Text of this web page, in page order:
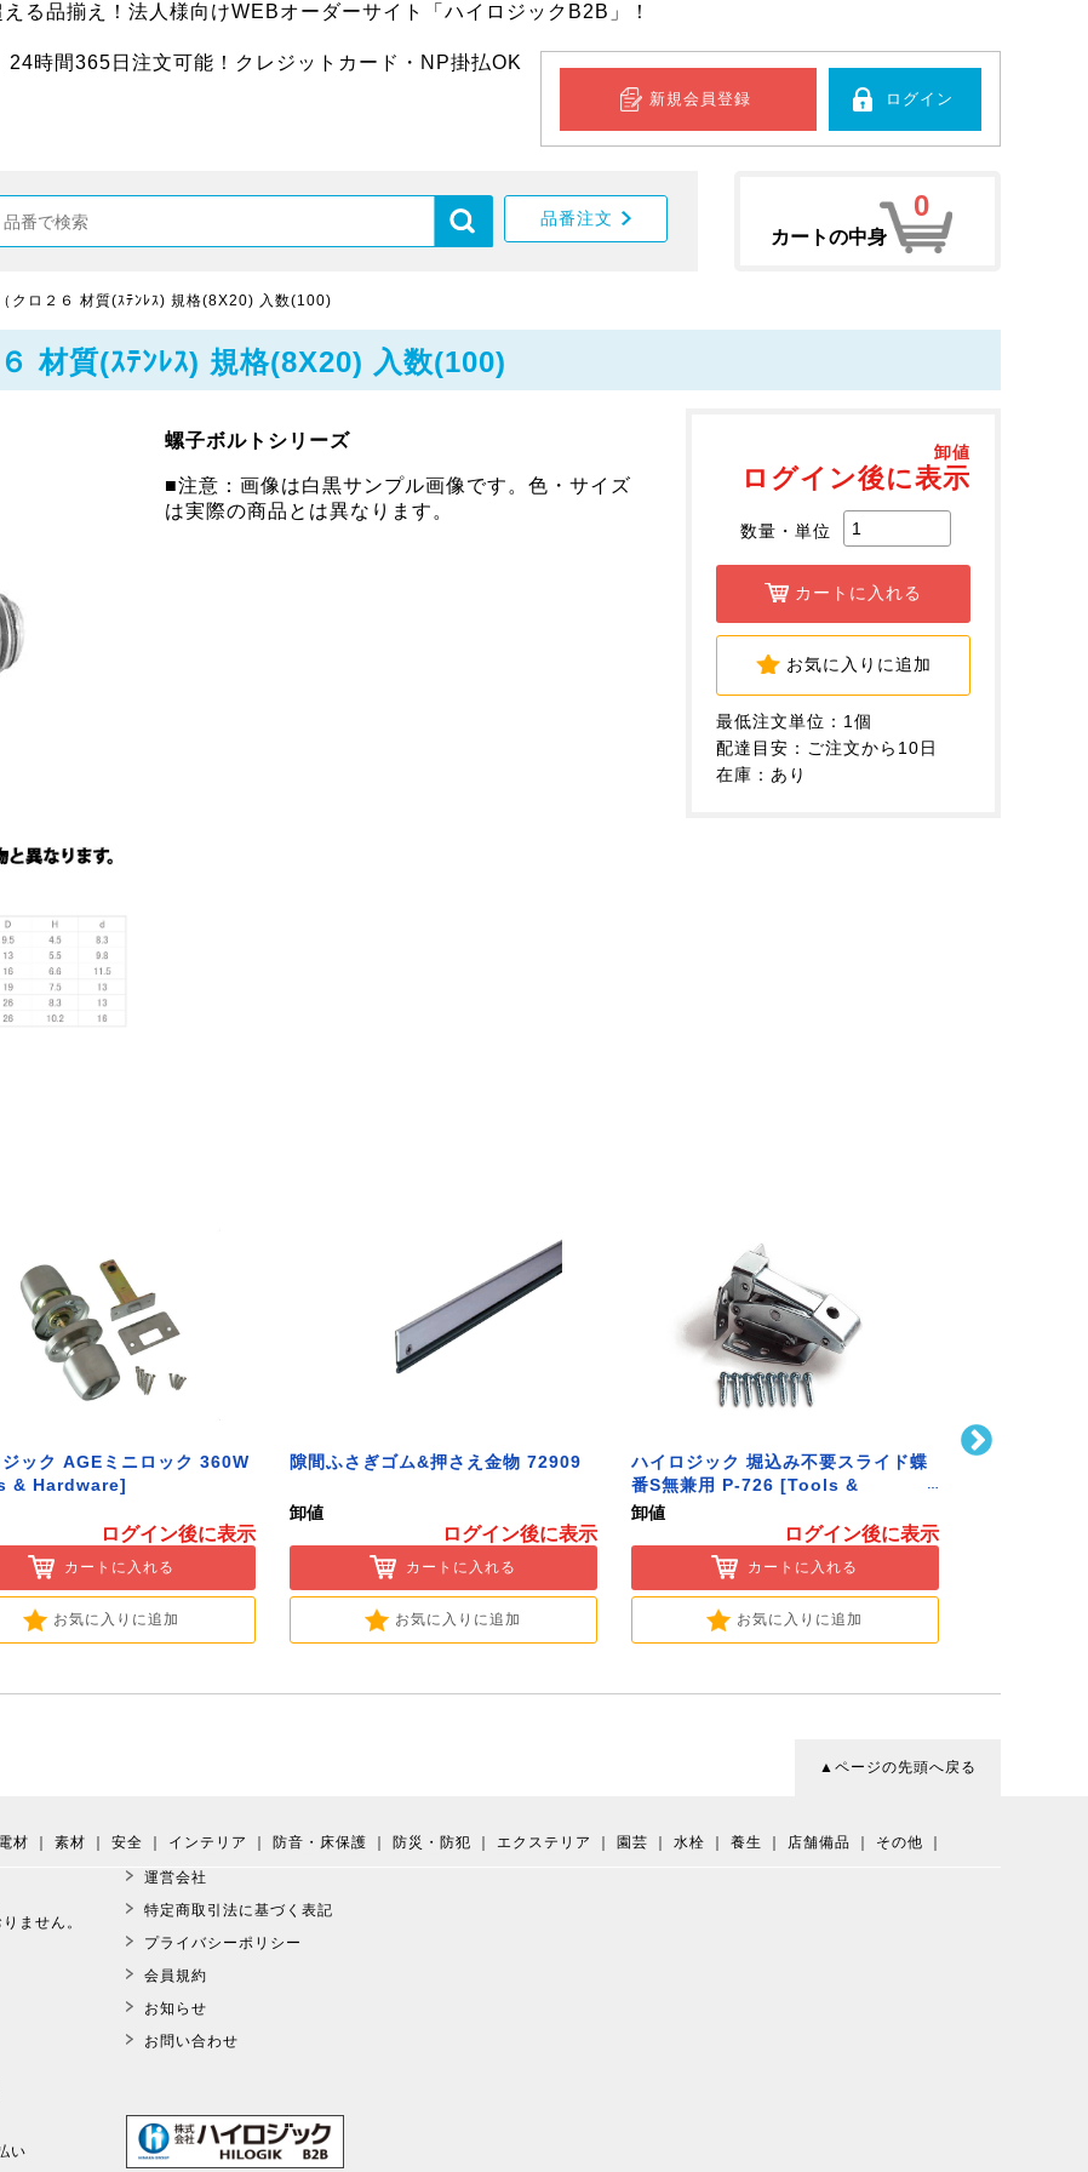
る品揃え！法人様向けWEBオーダーサイト「ハイロジックB2B」！
24時間365日注文可能！クレジットカード・NP掛払OK
新規会員登録 ログイン
品番注文
カートの中身
0
クロ２６ 材質(ｽﾃﾝﾚｽ) 規格(8X20) 入数(100)
材質(ｽﾃﾝﾚｽ) 規格(8X20) 入数(100)
卸値
ログイン後に表示
数量・単位
カートに入れる
お気に入りに追加
最低注文単位：1個
配達目安：ご注文から10日
在庫：あり
螺子ボルトシリーズ
■注意：画像は白黒サンプル画像です。色・サイズ
は実際の商品とは異なります。
ック AGEミニロック 360W
& Hardware]
ログイン後に表示
カートに入れる
お気に入りに追加
隙間ふさぎゴム&押さえ金物 72909
卸値
ログイン後に表示
カートに入れる
お気に入りに追加
ハイロジック 堀込み不要スライド蝶
番S無兼用 P-726 [Tools &
Hardware]
卸値
ログイン後に表示
カートに入れる
お気に入りに追加
▲ページの先頭へ戻る
電材 素材 安全 インテリア 防音・床保護 防災・防犯 エクステリア 園芸 水栓 養生 店舗備品 その他
ません。
い
運営会社
特定商取引法に基づく表記
プライバシーポリシー
会員規約
お知らせ
お問い合わせ